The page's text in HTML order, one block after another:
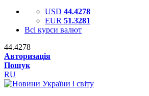
USD 44.4278
EUR 51.3281
Всі курси валют
44.4278
Авторизація
Пошук
RU